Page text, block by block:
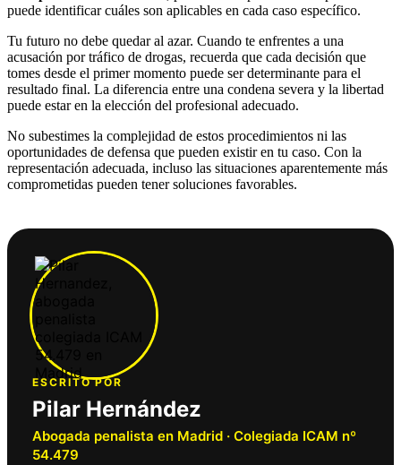
puede identificar cuáles son aplicables en cada caso específico.
Tu futuro no debe quedar al azar. Cuando te enfrentes a una
acusación por tráfico de drogas, recuerda que cada decisión que
tomes desde el primer momento puede ser determinante para el
resultado final. La diferencia entre una condena severa y la libertad
puede estar en la elección del profesional adecuado.
No subestimes la complejidad de estos procedimientos ni las
oportunidades de defensa que pueden existir en tu caso. Con la
representación adecuada, incluso las situaciones aparentemente más
comprometidas pueden tener soluciones favorables.
ESCRITO POR
Pilar Hernández
Abogada penalista en Madrid · Colegiada ICAM nº
54.479